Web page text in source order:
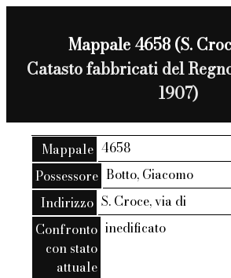
Mappale 4658 (S.
Catasto fabbricati del
1907)
Mappale 4658
Possessore Botto, Giacomo
Indirizzo S. Croce, via di
Confronto
con stato
attuale
inedificato